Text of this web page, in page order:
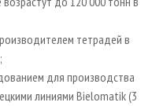
тетрадей в
для производства
линиями Bielomatik (3